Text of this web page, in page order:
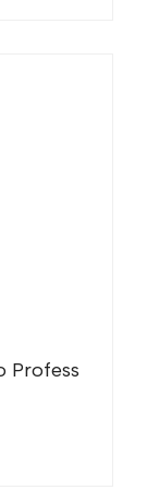
Profess